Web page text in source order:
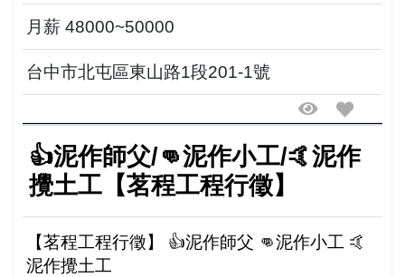
月薪 48000~50000
台中市北屯區東山路1段201-1號
👍泥作師父/👊泥作小工/🤙泥作
攪土工【茗程工程行徵】
【茗程工程行徵】 👍泥作師父 👊泥作小工 🤙
泥作攪土工